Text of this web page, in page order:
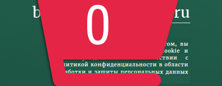
0
basketgift@inbox.ru